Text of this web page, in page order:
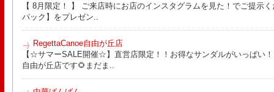
【 8月限定！ 】 ご来店時にお店のインスタグラムを見た！でご提示
パック】をプレゼン..
RegettaCanoe自由が丘店
【☆サマーSALE開催☆】直営店限定！！お得なサンダルがいっぱい
自由が丘店です🌻まだま..